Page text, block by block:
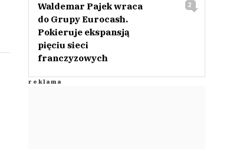
Waldemar Pajek wraca
do Grupy Eurocash.
Pokieruje ekspansją
pięciu sieci
franczyzowych
2